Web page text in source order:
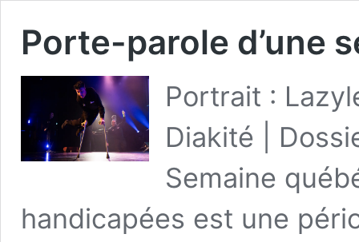
Porte-parole d’une
Portrait :
Diakité |
Semaine
handicapées est une